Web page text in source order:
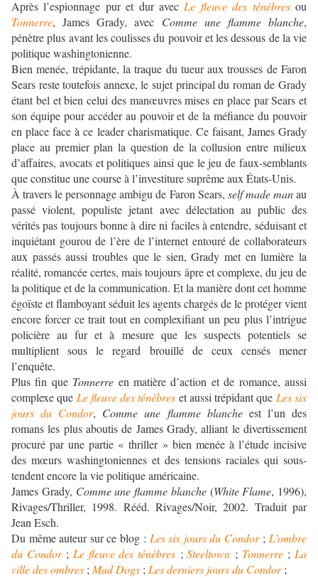
Après l’espionnage pur et dur avec Le fleuve des ténèbresou
Tonnerre, James Grady, avec Comme une flamme blanche,
pénètre plus avant les coulisses du pouvoir et les dessous de la vie
politique washingtonienne.
Bien menée, trépidante, la traque du tueur aux trousses de Faron
Sears reste toutefois annexe, le sujet principal du roman de Grady
étant bel et bien celui des manœuvres mises en place par Sears et
son équipe pour accéder au pouvoir et de la méfiance du pouvoir
en place face à ce leader charismatique. Ce faisant, James Grady
place au premier plan la question de la collusion entre milieux
d’affaires, avocats et politiques ainsi que le jeu de faux-semblants
que constitue une course à l’investiture suprême aux États-Unis.
À travers le personnage ambigu de Faron Sears, self made manau
passé violent, populiste jetant avec délectation au public des
vérités pas toujours bonne à dire ni faciles à entendre, séduisant et
inquiétant gourou de l’ère de l’internet entouré de collaborateurs
aux passés aussi troubles que le sien, Grady met en lumière la
réalité, romancée certes, mais toujours âpre et complexe, du jeu de
la politique et de la communication. Et la manière dont cet homme
égoïste et flamboyant séduit les agents chargés de le protéger vient
encore forcer ce trait tout en complexifiant un peu plus l’intrigue
policière au fur et à mesure que les suspects potentiels se
multiplient sous le regard brouillé de ceux censés mener
l’enquête.
Plus fin que Tonnerre en matière d’action et de romance, aussi
complexe que Le fleuve des ténèbres et aussi trépidant que Les six
jours du Condor, Comme une flamme blancheest l’un des
romans les plus aboutis de James Grady, alliant le divertissement
procuré par une partie « thriller » bien menée à l’étude incisive
des mœurs washingtoniennes et des tensions raciales qui sous-
tendent encore la vie politique américaine.
James Grady, Comme une flamme blanche(White Flame, 1996),
Rivages/Thriller, 1998. Rééd. Rivages/Noir, 2002. Traduit par
Jean Esch.
Du même auteur sur ce blog : Les six jours du Condor; L’ombre
du Condor; Le fleuve des ténèbres ;Steeltown ; Tonnerre; La
ville des ombres ; Mad Dogs ; Les derniers jours du Condor;